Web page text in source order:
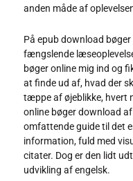
anden måde af
På epub download
fængslende
bøger online mig ind og
at finde ud af, hvad der
tæppe af øjeblikke, hvert
online bøger download
omfattende guide til det
information, fuld med
citater. Dog er den lidt
udvikling af engelsk.